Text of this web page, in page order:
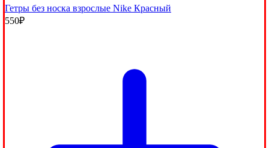
Гетры без носка взрослые Nike Красный
550₽